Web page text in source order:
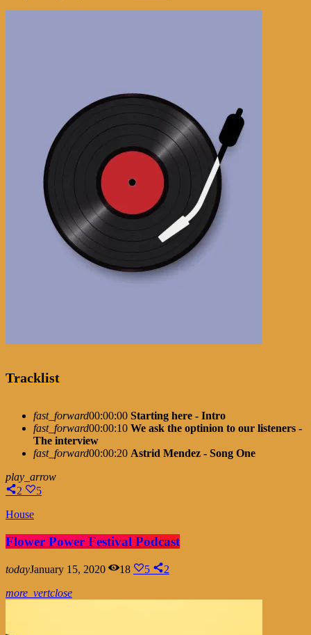
Tracklist
fast_forward00:00:00 Starting here - Intro
fast_forward00:00:10 We ask the optinion to our listeners -
The interview
fast_forward00:00:20 Astrid Mendez - Song One
play_arrow
2
5
House
Flower Power Festival Podcast
todayJanuary 15, 2020 18 5
2
more_vertclose